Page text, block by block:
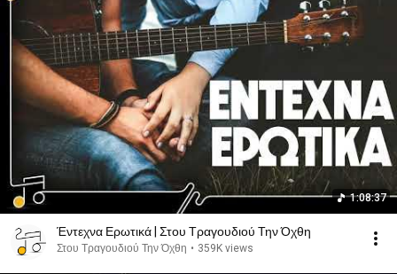
1:08:37
Έντεχνα Ερωτικά | Στου Τραγουδιού Την Όχθη
Στου Τραγουδιού Την Όχθη • 359K views